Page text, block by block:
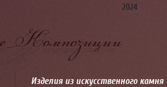
2024
Изделия из искусственного камня